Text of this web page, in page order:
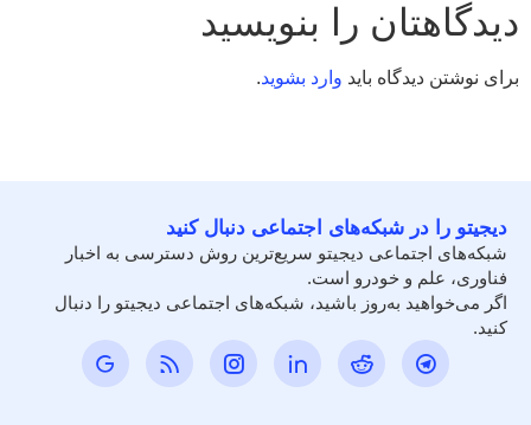
دیدگاهتان را بنویسید
برای نوشتن دیدگاه باید وارد بشوید.
دیجیتو را در شبکه‌های اجتماعی دنبال کنید
شبکه‌های اجتماعی دیجیتو سریع‌ترین روش دسترسی به اخبار
فناوری، علم و خودرو است.
اگر می‌خواهید به‌روز باشید، شبکه‌های اجتماعی دیجیتو را دنبال
کنید.